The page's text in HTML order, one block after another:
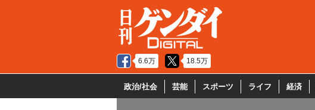
6.6万 18.5万
政治/社会 芸能 スポーツ ライフ 経済